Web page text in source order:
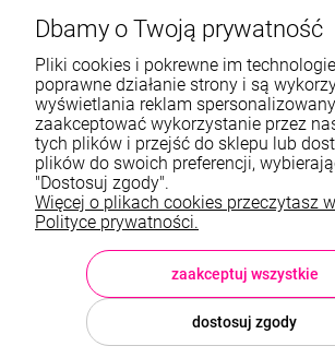
572989669
Informacje
O nas
TWOJE KONTO
Sklep: StaloweLOVE, Krajobrazowa 13/5,
podkarpackie, NIP: 8133612433, tel.:
Dbamy o Twoją prywatność
Pliki cookies i pokrewne im
poprawne działanie strony i są
wyświetlania reklam
zaakceptować wykorzystanie przez
tych plików i przejść do sklepu lub
plików do swoich preferencji,
"Dostosuj zgody".
Więcej o plikach cookies przeczytasz
Polityce prywatności.
dostosuj zgody
zaakceptuj wszystkie